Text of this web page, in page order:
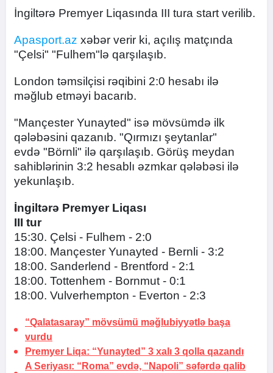
İngiltərə Premyer Liqasında III tura start verilib.
Apasport.az xəbər verir ki, açılış matçında
"Çelsi" "Fulhem"lə qarşılaşıb.
London təmsilçisi rəqibini 2:0 hesabı ilə
məğlub etməyi bacarıb.
"Mançester Yunayted" isə mövsümdə ilk
qələbəsini qazanıb. "Qırmızı şeytanlar"
evdə "Börnli" ilə qarşılaşıb. Görüş meydan
sahiblərinin 3:2 hesablı əzmkar qələbəsi ilə
yekunlaşıb.
İngiltərə Premyer Liqası
III tur
15:30. Çelsi - Fulhem - 2:0
18:00. Mançester Yunayted - Bernli - 3:2
18:00. Sanderlend - Brentford - 2:1
18:00. Tottenhem - Bornmut - 0:1
18:00. Vulverhempton - Everton - 2:3
“Qalatasaray” mövsümü məğlubiyyətlə başa
vurdu
Premyer Liqa: “Yunayted” 3 xalı 3 qolla qazandı
A Seriyası: “Roma” evdə, “Napoli” səfərdə qalib